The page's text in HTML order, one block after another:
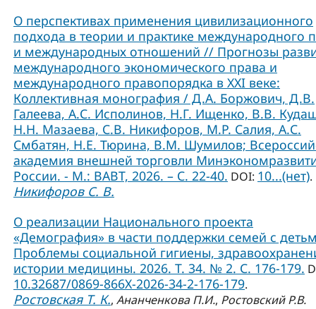
О перспективах применения цивилизационного
подхода в теории и практике международного
и международных отношений // Прогнозы
международного экономического права и
международного правопорядка в XXI веке:
Коллективная монография / Д.А. Боржович, Д.В.
Галеева, А.С. Исполинов, Н.Г. Ищенко, В.В.
Н.Н. Мазаева, С.В. Никифоров, М.Р. Салия, А.С.
Смбатян, Н.Е. Тюрина, В.М. Шумилов;
академия внешней торговли
России. - М.: ВАВТ, 2026. – С. 22-40. DOI: 10...(нет).
Никифоров С. В.
О реализации Национального проекта
«Демография» в части поддержки семей с
Проблемы социальной гигиены,
истории медицины. 2026. Т. 34. № 2. С. 176-179.
10.32687/0869-866X-2026-34-2-176-179.
Ростовская Т. К., Ананченкова П.И., Ростовский Р.В.